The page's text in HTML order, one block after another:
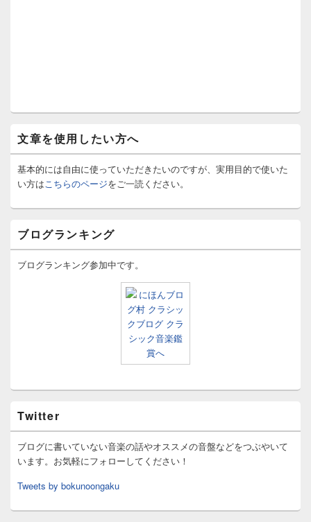
文章を使用したい方へ
基本的には自由に使っていただきたいのですが、実用目的で使いた
い方は こちらのページをご一読ください。
ブログランキング
ブログランキング参加中です。
Twitter
ブログに書いていない音楽の話やオススメの音盤などをつぶやいて
います。お気軽にフォローしてください！
Tweets by bokunoongaku